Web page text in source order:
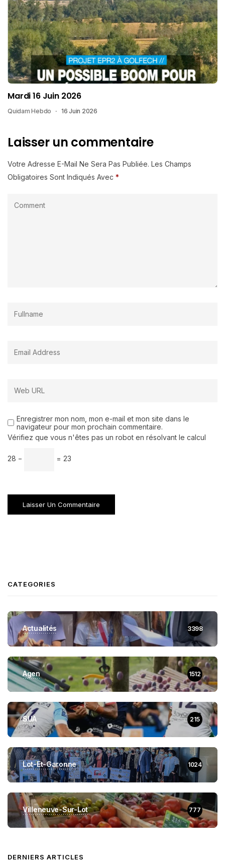
Mardi 16 Juin 2026
Quidam Hebdo 16 Juin 2026
Laisser un commentaire
Votre Adresse E-Mail Ne Sera Pas Publiée. Les Champs
Obligatoires Sont Indiqués Avec *
Enregistrer mon nom, mon e-mail et mon site dans le
navigateur pour mon prochain commentaire.
Vérifiez que vous n'êtes pas un robot en résolvant le calcul
28 − = 23
CATEGORIES
Actualités 3398
Agen 1512
SUA 215
Lot-Et-Garonne 1024
Villeneuve-Sur-Lot 777
DERNIERS ARTICLES